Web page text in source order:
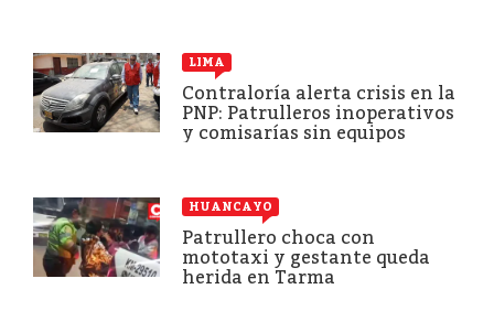
LIMA
Contraloría alerta crisis en la
PNP: Patrulleros inoperativos
y comisarías sin equipos
HUANCAYO
Patrullero choca con
mototaxi y gestante queda
herida en Tarma